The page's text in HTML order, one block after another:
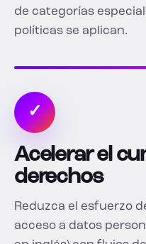
de categorías
políticas se aplican.
✓
Acelerar el
derechos
Reduzca el esfuerzo
acceso a datos